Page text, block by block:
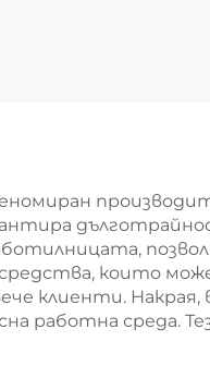
които
клиенти. Накрая,
работна среда.